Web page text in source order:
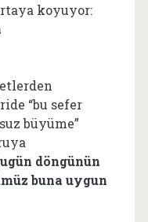
koyuyor:
“bu sefer
büyüme”
döngünün
buna uygun